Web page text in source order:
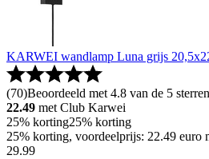
KARWEI wandlamp Luna grijs
(70)Beoordeeld met 4.8 van de 5
22.49 met Club Karwei
25% korting25% korting
25% korting, voordeelprijs: 22.49 euro
29.99